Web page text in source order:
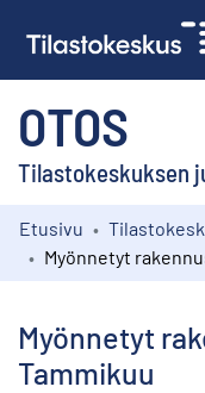
OTOS
Tilastokeskuksen
Kokoelmat
Etusivu
Myönnetyt
Tammikuu